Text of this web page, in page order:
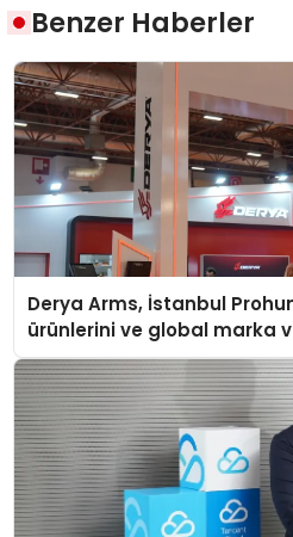
Benzer Haberler
Derya Arms, İstanbul
ürünlerini ve global marka